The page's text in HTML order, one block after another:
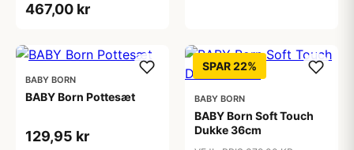
467,00 kr
BABY BORN
BABY Born Pottesæt
129,95 kr
SPAR 22%
BABY BORN
BABY Born Soft Touch
Dukke 36cm